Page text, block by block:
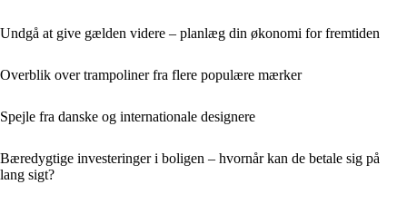
Undgå at give gælden videre – planlæg din økonomi for fremtiden
Overblik over trampoliner fra flere populære mærker
Spejle fra danske og internationale designere
Bæredygtige investeringer i boligen – hvornår kan de betale sig på
lang sigt?